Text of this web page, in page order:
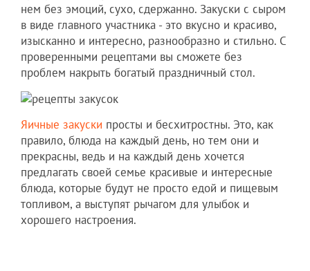
нем без эмоций, сухо, сдержанно. Закуски с сыром
в виде главного участника - это вкусно и красиво,
изысканно и интересно, разнообразно и стильно. С
проверенными рецептами вы сможете без
проблем накрыть богатый праздничный стол.
Яичные закуски просты и бесхитростны. Это, как
правило, блюда на каждый день, но тем они и
прекрасны, ведь и на каждый день хочется
предлагать своей семье красивые и интересные
блюда, которые будут не просто едой и пищевым
топливом, а выступят рычагом для улыбок и
хорошего настроения.